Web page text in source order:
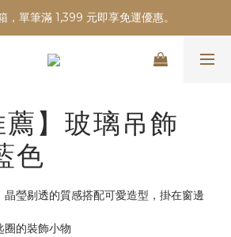
單筆滿 1,399 元即享免運優惠。
薦】玻璃吊飾
色
瑩剔透的質感搭配可愛造型，掛在窗邊
圈的裝飾小物